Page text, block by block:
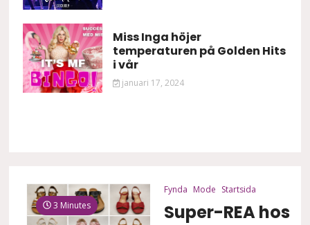
Miss Inga höjer
temperaturen på Golden Hits
i vår
januari 17, 2024
3 Minutes
Fynda Mode Startsida
Super-REA hos